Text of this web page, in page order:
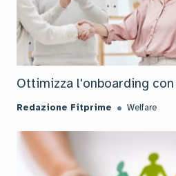
Ottimizza l'onboarding
Redazione Fitprime Welfare